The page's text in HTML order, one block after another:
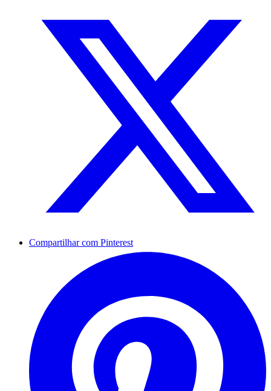
Compartilhar com Pinterest